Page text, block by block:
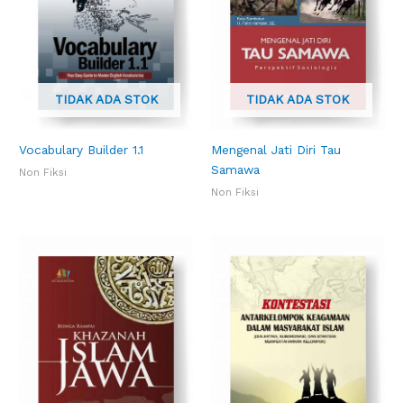
TIDAK ADA STOK
Vocabulary Builder 1.1
Non Fiksi
TIDAK ADA STOK
Mengenal Jati Diri Tau
Samawa
Non Fiksi